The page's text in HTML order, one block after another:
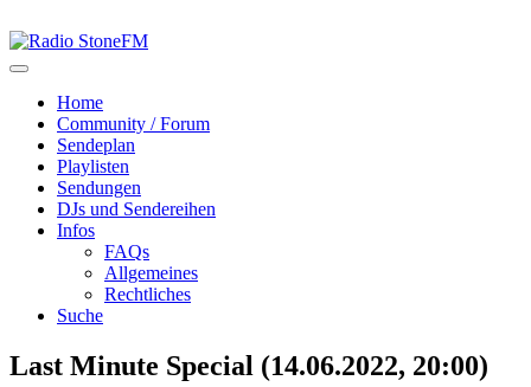
Home
Community / Forum
Sendeplan
Playlisten
Sendungen
DJs und Sendereihen
Infos
FAQs
Allgemeines
Rechtliches
Suche
Last Minute Special (14.06.2022, 20:00)